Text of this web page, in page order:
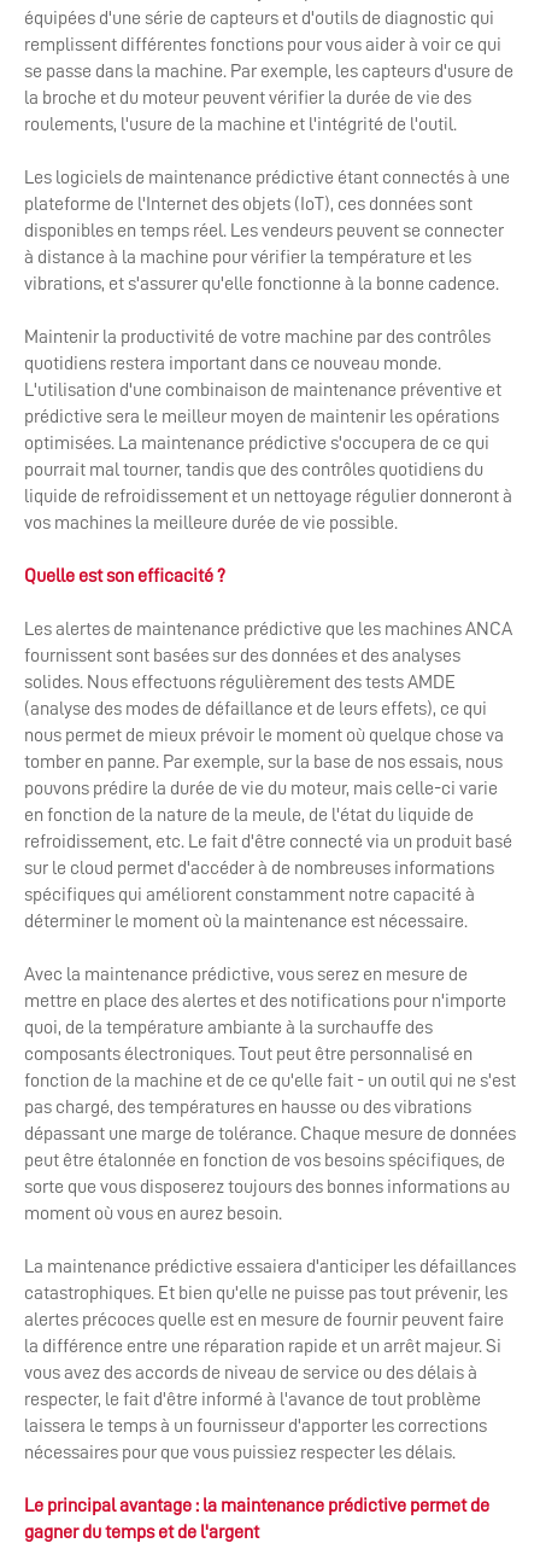
équipées d'une série de capteurs et d'outils de diagnostic qui
remplissent différentes fonctions pour vous aider à voir ce qui
se passe dans la machine. Par exemple, les capteurs d'usure de
la broche et du moteur peuvent vérifier la durée de vie des
roulements, l'usure de la machine et l'intégrité de l'outil.
Les logiciels de maintenance prédictive étant connectés à une
plateforme de l'Internet des objets (IoT), ces données sont
disponibles en temps réel. Les vendeurs peuvent se connecter
à distance à la machine pour vérifier la température et les
vibrations, et s'assurer qu'elle fonctionne à la bonne cadence.
Maintenir la productivité de votre machine par des contrôles
quotidiens restera important dans ce nouveau monde.
L'utilisation d'une combinaison de maintenance préventive et
prédictive sera le meilleur moyen de maintenir les opérations
optimisées. La maintenance prédictive s'occupera de ce qui
pourrait mal tourner, tandis que des contrôles quotidiens du
liquide de refroidissement et un nettoyage régulier donneront à
vos machines la meilleure durée de vie possible.
Quelle est son efficacité ?
Les alertes de maintenance prédictive que les machines ANCA
fournissent sont basées sur des données et des analyses
solides. Nous effectuons régulièrement des tests AMDE
(analyse des modes de défaillance et de leurs effets), ce qui
nous permet de mieux prévoir le moment où quelque chose va
tomber en panne. Par exemple, sur la base de nos essais, nous
pouvons prédire la durée de vie du moteur, mais celle-ci varie
en fonction de la nature de la meule, de l'état du liquide de
refroidissement, etc. Le fait d'être connecté via un produit basé
sur le cloud permet d'accéder à de nombreuses informations
spécifiques qui améliorent constamment notre capacité à
déterminer le moment où la maintenance est nécessaire.
Avec la maintenance prédictive, vous serez en mesure de
mettre en place des alertes et des notifications pour n'importe
quoi, de la température ambiante à la surchauffe des
composants électroniques. Tout peut être personnalisé en
fonction de la machine et de ce qu'elle fait - un outil qui ne s'est
pas chargé, des températures en hausse ou des vibrations
dépassant une marge de tolérance. Chaque mesure de données
peut être étalonnée en fonction de vos besoins spécifiques, de
sorte que vous disposerez toujours des bonnes informations au
moment où vous en aurez besoin.
La maintenance prédictive essaiera d'anticiper les défaillances
catastrophiques. Et bien qu'elle ne puisse pas tout prévenir, les
alertes précoces quelle est en mesure de fournir peuvent faire
la différence entre une réparation rapide et un arrêt majeur. Si
vous avez des accords de niveau de service ou des délais à
respecter, le fait d'être informé à l'avance de tout problème
laissera le temps à un fournisseur d'apporter les corrections
nécessaires pour que vous puissiez respecter les délais.
Le principal avantage : la maintenance prédictive permet de
gagner du temps et de l'argent